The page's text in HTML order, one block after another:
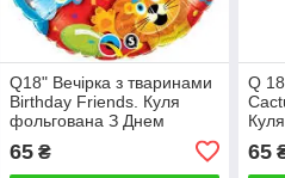
Q18" Вечірка з тваринами
Birthday Friends. Куля
фольгована З Днем
УП
65₴
Q
65